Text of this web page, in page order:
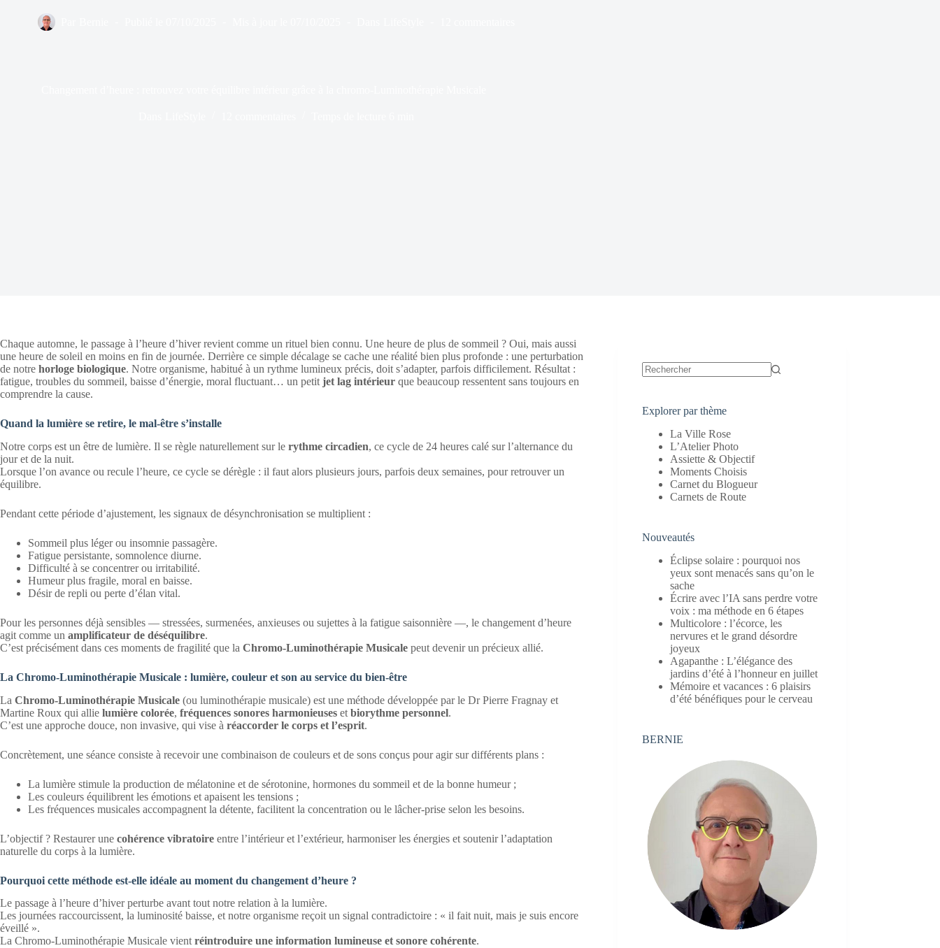
Chaque automne, le passage à l’heure d’hiver revient comme un rituel bien connu. Une heure de plus de sommeil ? Oui, mais aussi
une heure de soleil en moins en fin de journée. Derrière ce simple décalage se cache une réalité bien plus profonde : une perturbation
de notre horloge biologique. Notre organisme, habitué à un rythme lumineux précis, doit s’adapter, parfois difficilement. Résultat :
fatigue, troubles du sommeil, baisse d’énergie, moral fluctuant… un petit jet lag intérieur que beaucoup ressentent sans toujours en
comprendre la cause.
Quand la lumière se retire, le mal-être s’installe
Notre corps est un être de lumière. Il se règle naturellement sur le rythme circadien, ce cycle de 24 heures calé sur l’alternance du
jour et de la nuit.
Lorsque l’on avance ou recule l’heure, ce cycle se dérègle : il faut alors plusieurs jours, parfois deux semaines, pour retrouver un
équilibre.
Pendant cette période d’ajustement, les signaux de désynchronisation se multiplient :
Sommeil plus léger ou insomnie passagère.
Fatigue persistante, somnolence diurne.
Difficulté à se concentrer ou irritabilité.
Humeur plus fragile, moral en baisse.
Désir de repli ou perte d’élan vital.
Pour les personnes déjà sensibles — stressées, surmenées, anxieuses ou sujettes à la fatigue saisonnière —, le changement d’heure
agit comme un amplificateur de déséquilibre.
C’est précisément dans ces moments de fragilité que la Chromo-Luminothérapie Musicale peut devenir un précieux allié.
La Chromo-Luminothérapie Musicale : lumière, couleur et son au service du bien-être
La Chromo-Luminothérapie Musicale (ou luminothérapie musicale) est une méthode développée par le Dr Pierre Fragnay et
Martine Roux qui allie lumière colorée, fréquences sonores harmonieuses et biorythme personnel.
C’est une approche douce, non invasive, qui vise à réaccorder le corps et l’esprit.
Concrètement, une séance consiste à recevoir une combinaison de couleurs et de sons conçus pour agir sur différents plans :
La lumière stimule la production de mélatonine et de sérotonine, hormones du sommeil et de la bonne humeur ;
Les couleurs équilibrent les émotions et apaisent les tensions ;
Les fréquences musicales accompagnent la détente, facilitent la concentration ou le lâcher-prise selon les besoins.
L’objectif ? Restaurer une cohérence vibratoire entre l’intérieur et l’extérieur, harmoniser les énergies et soutenir l’adaptation
naturelle du corps à la lumière.
Pourquoi cette méthode est-elle idéale au moment du changement d’heure ?
Le passage à l’heure d’hiver perturbe avant tout notre relation à la lumière.
Les journées raccourcissent, la luminosité baisse, et notre organisme reçoit un signal contradictoire : « il fait nuit, mais je suis encore
éveillé ».
La Chromo-Luminothérapie Musicale vient réintroduire une information lumineuse et sonore cohérente.
Explorer par thème
La Ville Rose
L’Atelier Photo
Assiette & Objectif
Moments Choisis
Carnet du Blogueur
Carnets de Route
Nouveautés
Éclipse solaire : pourquoi nos
yeux sont menacés sans qu’on le
sache
Écrire avec l’IA sans perdre votre
voix : ma méthode en 6 étapes
Multicolore : l’écorce, les
nervures et le grand désordre
joyeux
Agapanthe : L’élégance des
jardins d’été à l’honneur en juillet
Mémoire et vacances : 6 plaisirs
d’été bénéfiques pour le cerveau
BERNIE